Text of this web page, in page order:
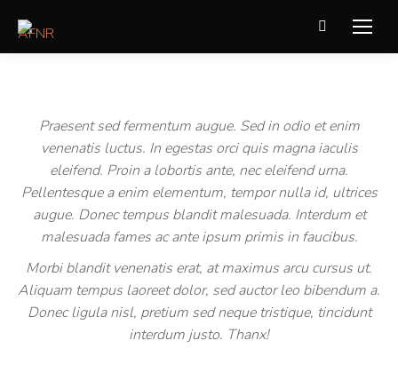
Recherche
:
Praesent sed fermentum augue. Sed in odio et enim
venenatis luctus. In egestas orci quis magna iaculis
eleifend. Proin a lobortis ante, nec eleifend urna.
Pellentesque a enim elementum, tempor nulla id, ultrices
augue. Donec tempus blandit malesuada. Interdum et
malesuada fames ac ante ipsum primis in faucibus.
Morbi blandit venenatis erat, at maximus arcu cursus ut.
Aliquam tempus laoreet dolor, sed auctor leo bibendum a.
Donec ligula nisl, pretium sed neque tristique, tincidunt
interdum justo. Thanx!